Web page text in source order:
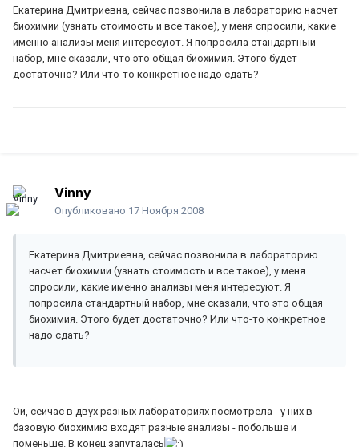
Екатерина Дмитриевна, сейчас позвонила в лабораторию насчет
биохимии (узнать стоимость и все такое), у меня спросили, какие
именно анализы меня интересуют. Я попросила стандартный
набор, мне сказали, что это общая биохимия. Этого будет
достаточно? Или что-то конкретное надо сдать?
Vinny
Опубликовано 17 Ноября 2008
Екатерина Дмитриевна, сейчас позвонила в лабораторию
насчет биохимии (узнать стоимость и все такое), у меня
спросили, какие именно анализы меня интересуют. Я
попросила стандартный набор, мне сказали, что это общая
биохимия. Этого будет достаточно? Или что-то конкретное
надо сдать?
Ой, сейчас в двух разных лабораториях посмотрела - у них в
базовую биохимию входят разные анализы - побольше и
поменьше. В конец запуталась